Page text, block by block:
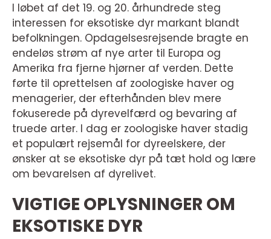
I løbet af det 19. og 20. århundrede steg
interessen for eksotiske dyr markant blandt
befolkningen. Opdagelsesrejsende bragte en
endeløs strøm af nye arter til Europa og
Amerika fra fjerne hjørner af verden. Dette
førte til oprettelsen af zoologiske haver og
menagerier, der efterhånden blev mere
fokuserede på dyrevelfærd og bevaring af
truede arter. I dag er zoologiske haver stadig
et populært rejsemål for dyreelskere, der
ønsker at se eksotiske dyr på tæt hold og lære
om bevarelsen af dyrelivet.
VIGTIGE OPLYSNINGER OM
EKSOTISKE DYR